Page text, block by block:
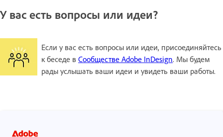
У вас есть вопросы или идеи?
Если у вас есть вопросы или идеи, присоединяйтесь
к беседе в Сообществе Adobe InDesign. Мы будем
рады услышать ваши идеи и увидеть ваши работы.